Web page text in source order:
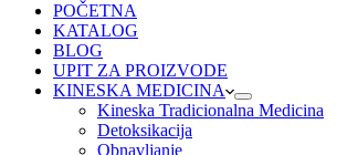
POČETNA
KATALOG
BLOG
UPIT ZA PROIZVODE
KINESKA MEDICINA
Kineska Tradicionalna Medicina
Detoksikacija
Obnavljanje